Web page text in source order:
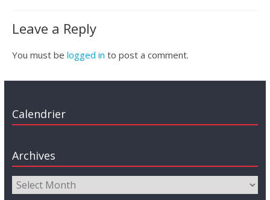
Leave a Reply
You must be logged in to post a comment.
Calendrier
Archives